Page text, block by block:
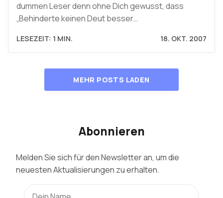
dummen Leser denn ohne Dich gewusst, dass
„Behinderte keinen Deut besser…
LESEZEIT: 1 MIN. 18. OKT. 2007
MEHR POSTS LADEN
Abonnieren
Melden Sie sich für den Newsletter an, um die
neuesten Aktualisierungen zu erhalten.